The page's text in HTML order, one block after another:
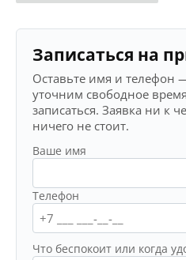
Записаться на
Оставьте имя и телефон
уточним свободное
записаться. Заявка ни к
ничего не стоит.
Ваше имя
Телефон
Что беспокоит или когда